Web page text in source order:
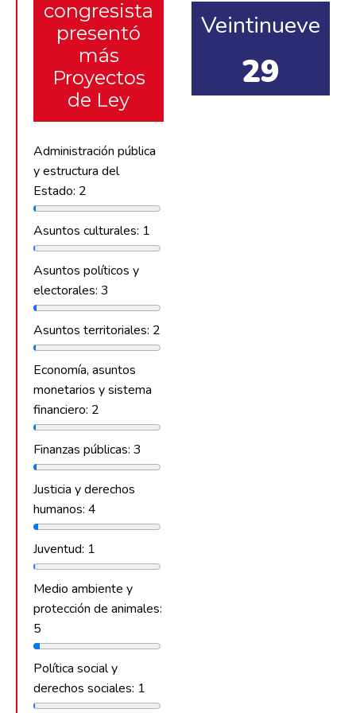
congresista
presentó
más
Proyectos
de Ley
Administración pública
y estructura del
Estado: 2
Asuntos culturales: 1
Asuntos políticos y
electorales: 3
Asuntos territoriales: 2
Economía, asuntos
monetarios y sistema
financiero: 2
Finanzas públicas: 3
Justicia y derechos
humanos: 4
Juventud: 1
Medio ambiente y
protección de animales:
5
Política social y
derechos sociales: 1
Veintinueve
29